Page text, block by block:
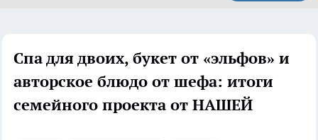
Спа для двоих, букет от «эльфов» и
авторское блюдо от шефа: итоги
семейного проекта от НАШЕЙ